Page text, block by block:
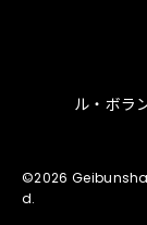
ル・ボラ
©2026
d.